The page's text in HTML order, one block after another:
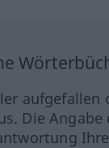
Die